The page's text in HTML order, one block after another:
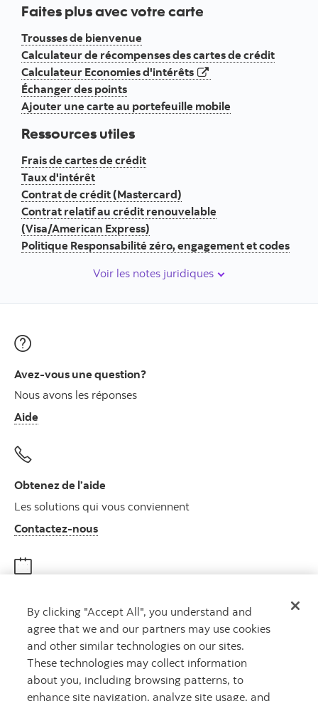
Faites plus avec votre carte
Trousses de bienvenue
Calculateur de récompenses des cartes de crédit
Calculateur Economies d'intérêts
Échanger des points
Ajouter une carte au portefeuille mobile
Ressources utiles
Frais de cartes de crédit
Taux d'intérêt
Contrat de crédit (Mastercard)
Contrat relatif au crédit renouvelable
(Visa/American Express)
Politique Responsabilité zéro, engagement et codes
Voir les notes juridiques
Avez-vous une question?
Nous avons les réponses
Aide
Obtenez de l’aide
Les solutions qui vous conviennent
Contactez-nousAutres numéros, contactez-nous par
Rencontrez un conseiller
Prenez rendez-vous
By clicking "Accept All", you understand and
agree that we and our partners may use cookies
and other similar technologies on our sites.
These technologies may collect information
about you, including browsing patterns, to
enhance site navigation, analyze site usage, and